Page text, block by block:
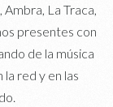
La Traca,
presentes con
de la música
red y en las